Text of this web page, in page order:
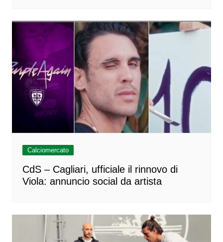
Calciomercato
CdS – Cagliari, ufficiale il rinnovo di
Viola: annuncio social da artista